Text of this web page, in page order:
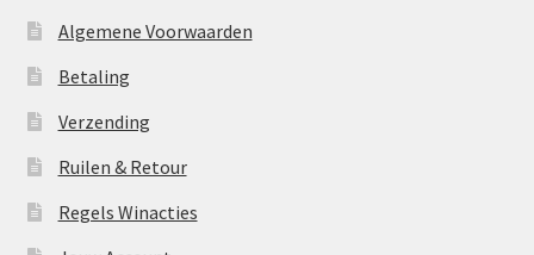
Algemene Voorwaarden
Betaling
Verzending
Ruilen & Retour
Regels Winacties